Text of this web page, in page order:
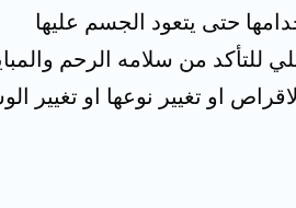
حتى يتعود الجسم عليها
للتأكد من سلامه الرحم
او تغيير نوعها او تغيير